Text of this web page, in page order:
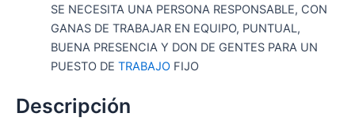
SE NECESITA UNA PERSONA RESPONSABLE, CON
GANAS DE TRABAJAR EN EQUIPO, PUNTUAL,
BUENA PRESENCIA Y DON DE GENTES PARA UN
PUESTO DE TRABAJOFIJO
Descripción